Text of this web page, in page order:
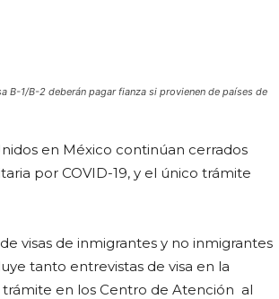
B-1/B-2 deberán pagar fianza si provienen de países de
en México continúan cerrados
por COVID-19, y el único trámite
visas de inmigrantes y no inmigrantes
tanto entrevistas de visa en la
en los Centro de Atención al